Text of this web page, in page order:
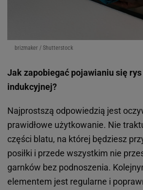
brizmaker / Shutterstock
Jak zapobiegać pojawianiu się rys
indukcyjnej?
Najprostszą odpowiedzią jest
prawidłowe użytkowanie. Nie
części blatu, na której będziesz
posiłki i przede wszystkim nie
garnków bez podnoszenia.
elementem jest regularne i